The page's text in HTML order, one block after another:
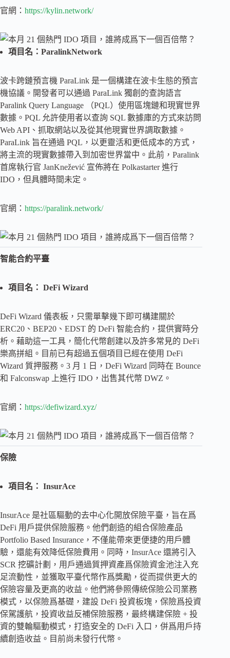
官網： https://kylin.network/
項目名：ParalinkNetwork
波卡跨鏈預言機 ParaLink 是一個構建在波卡生態的預言
機協議。開發者可以通過 ParaLink 獨創的查詢語言
Paralink Query Language （PQL）使用區塊鏈和現實世界
數據。PQL 允許使用者以查詢 SQL 數據庫的方式來訪問
Web API、抓取網站以及從其他現實世界調取數據。
ParaLink 旨在通過 PQL，以更靈活和更低成本的方式，
將主流的現實數據帶入到加密世界當中。此前，Paralink
首席執行官 JanKnežević 宣佈將在 Polkastarter 進行
IDO，但具體時間未定。
官網： https://paralink.network/
智能合約平臺
項目名： DeFi Wizard
DeFi Wizard 儀表板，只需單擊幾下即可構建關於
ERC20、BEP20、EDST 的 DeFi 智能合約，提供實時分
析。藉助這一工具，簡化代幣創建以及許多常見的 DeFi
樂高拼組。目前已有超過五個項目已經在使用 DeFi
Wizard 質押服務。3 月 1 日，DeFi Wizard 同時在 Bounce
和 Falconswap 上進行 IDO，出售其代幣 DWZ。
官網： https://defiwizard.xyz/
保險
項目名： InsurAce
InsurAce 是社區驅動的去中心化開放保險平臺，旨在爲
DeFi 用戶提供保險服務。他們創造的組合保險產品
Portfolio Based Insurance，不僅能帶來更便捷的用戶體
驗，還能有效降低保險費用。同時，InsurAce 還將引入
SCR 挖礦計劃，用戶通過質押資產爲保險資金池注入充
足流動性，並獲取平臺代幣作爲獎勵，從而提供更大的
保險容量及更高的收益。他們將參照傳統保險公司業務
模式，以保險爲基礎，建設 DeFi 投資板塊，保險爲投資
保駕護航，投資收益反補保險服務，最終構建保險 + 投
資的雙輪驅動模式，打造安全的 DeFi 入口，併爲用戶持
續創造收益。目前尚未發行代幣。